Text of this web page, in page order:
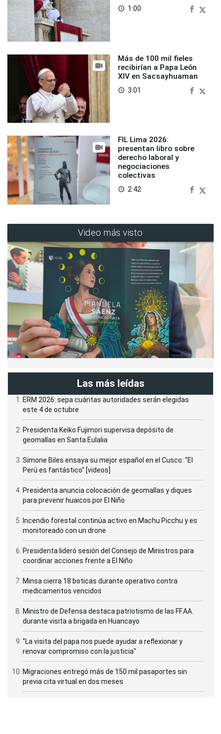
access_time 1:00
Más de 100 mil fieles
recibirían a Papa León
XIV en Sacsayhuaman
access_time 3:01
FIL Lima 2026:
presentan libro sobre
derecho laboral y
negociaciones
colectivas
access_time 2:42
Video más visto
Las más leídas
ERM 2026: sepa cuántas autoridades serán elegidas
este 4 de octubre
Presidenta Keiko Fujimori supervisa depósito de
geomallas en Santa Eulalia
Simone Biles ensaya su mejor español en el Cusco: "El
Perú es fantástico" [videos]
Presidenta anuncia colocación de geomallas y diques
para prevenir huaicos por El Niño
Incendio forestal continúa activo en Machu Picchu y es
monitoreado con un drone
Presidenta lideró sesión del Consejo de Ministros para
coordinar acciones frente a El Niño
Minsa cierra 18 boticas durante operativo contra
medicamentos vencidos
Ministro de Defensa destaca patriotismo de las FF.AA.
durante visita a brigada en Huancayo
"La visita del papa nos puede ayudar a reflexionar y
renovar compromiso con la justicia"
Migraciones entregó más de 150 mil pasaportes sin
previa cita virtual en dos meses